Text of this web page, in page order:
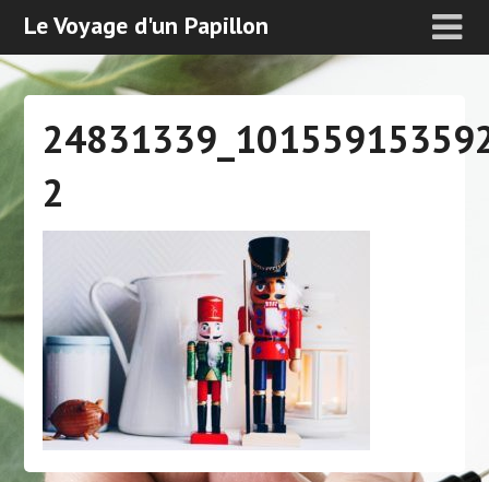
Le Voyage d'un Papillon
2